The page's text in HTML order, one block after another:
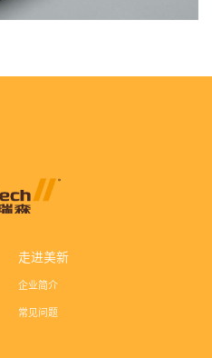
走进美新
企业简介
常见问题